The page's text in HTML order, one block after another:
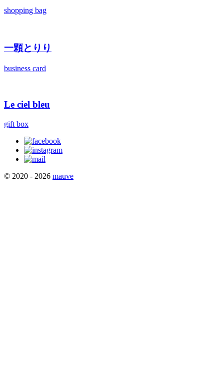
shopping bag
一顆とりり
business card
Le ciel bleu
gift box
© 2020 - 2026 mauve